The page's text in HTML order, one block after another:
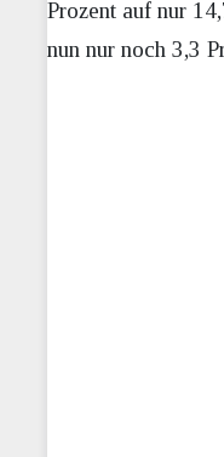
Prozent auf nur
nun nur noch 3,3